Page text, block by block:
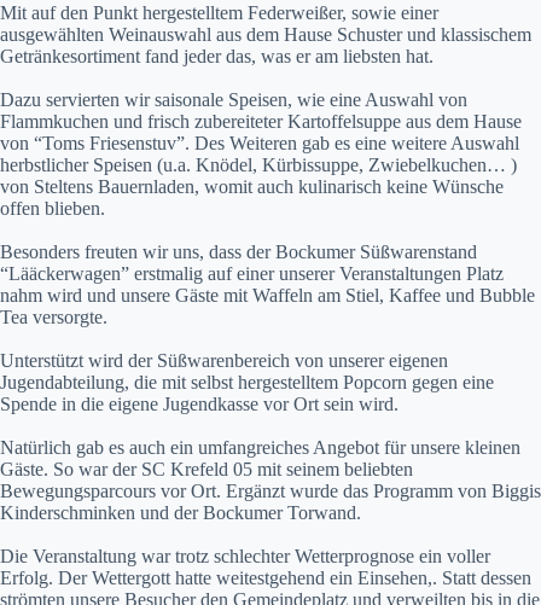
Mit auf den Punkt hergestelltem Federweißer, sowie einer
ausgewählten Weinauswahl aus dem Hause Schuster und klassischem
Getränkesortiment fand jeder das, was er am liebsten hat.
Dazu servierten wir saisonale Speisen, wie eine Auswahl von
Flammkuchen und frisch zubereiteter Kartoffelsuppe aus dem Hause
von “Toms Friesenstuv”. Des Weiteren gab es eine weitere Auswahl
herbstlicher Speisen (u.a. Knödel, Kürbissuppe, Zwiebelkuchen… )
von Steltens Bauernladen, womit auch kulinarisch keine Wünsche
offen blieben.
Besonders freuten wir uns, dass der Bockumer Süßwarenstand
“Lääckerwagen” erstmalig auf einer unserer Veranstaltungen Platz
nahm wird und unsere Gäste mit Waffeln am Stiel, Kaffee und Bubble
Tea versorgte.
Unterstützt wird der Süßwarenbereich von unserer eigenen
Jugendabteilung, die mit selbst hergestelltem Popcorn gegen eine
Spende in die eigene Jugendkasse vor Ort sein wird.
Natürlich gab es auch ein umfangreiches Angebot für unsere kleinen
Gäste. So war der SC Krefeld 05 mit seinem beliebten
Bewegungsparcours vor Ort. Ergänzt wurde das Programm von Biggis
Kinderschminken und der Bockumer Torwand.
Die Veranstaltung war trotz schlechter Wetterprognose ein voller
Erfolg. Der Wettergott hatte weitestgehend ein Einsehen,. Statt dessen
strömten unsere Besucher den Gemeindeplatz und verweilten bis in die